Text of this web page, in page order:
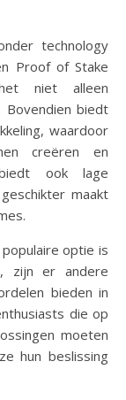
technology
Proof of Stake
het niet alleen
Bovendien biedt
waardoor
creëren en
ook lage
maakt
optie is
zijn er andere
bieden in
die op
moeten
hun beslissing